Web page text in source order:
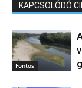
KAPCSOLÓDÓ
Fontos